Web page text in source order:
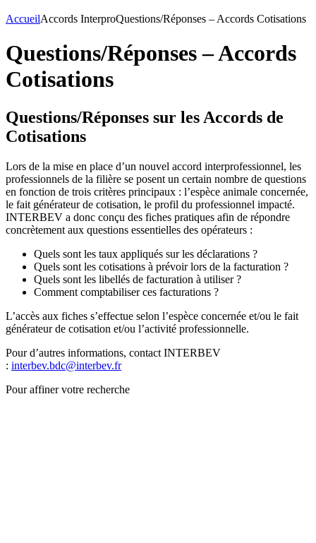
AccueilAccords InterproQuestions/Réponses – Accords Cotisations
Questions/Réponses – Accords
Cotisations
Questions/Réponses sur les Accords de
Cotisations
Lors de la mise en place d’un nouvel accord interprofessionnel, les
professionnels de la filière se posent un certain nombre de questions
en fonction de trois critères principaux : l’espèce animale concernée,
le fait générateur de cotisation, le profil du professionnel impacté.
INTERBEV a donc conçu des fiches pratiques afin de répondre
concrètement aux questions essentielles des opérateurs :
Quels sont les taux appliqués sur les déclarations ?
Quels sont les cotisations à prévoir lors de la facturation ?
Quels sont les libellés de facturation à utiliser ?
Comment comptabiliser ces facturations ?
L’accès aux fiches s’effectue selon l’espèce concernée et/ou le fait
générateur de cotisation et/ou l’activité professionnelle.
Pour d’autres informations, contact INTERBEV
: interbev.bdc@interbev.fr
Pour affiner votre recherche